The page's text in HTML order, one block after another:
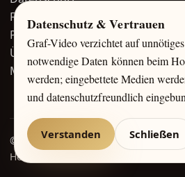
FAQ
Portfolio
Über mich
Magazin
© 2026 Graf-Video / Alexej Graf-Unger
Hochzeitsvideo · Hochzeitsfoto · Foto
Datenschutz & Vertrauen
Graf-Video verzichtet auf
notwendige Daten können beim
werden; eingebettete Medien
und datenschutzfreundlich
Verstanden Schließen